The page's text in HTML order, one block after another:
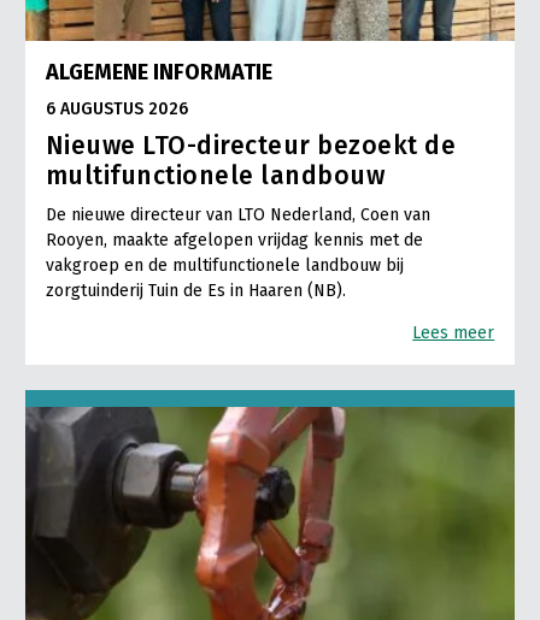
ALGEMENE INFORMATIE
6 AUGUSTUS 2026
Nieuwe LTO-directeur bezoekt de
multifunctionele landbouw
De nieuwe directeur van LTO Nederland, Coen van
Rooyen, maakte afgelopen vrijdag kennis met de
vakgroep en de multifunctionele landbouw bij
zorgtuinderij Tuin de Es in Haaren (NB).
Lees meer